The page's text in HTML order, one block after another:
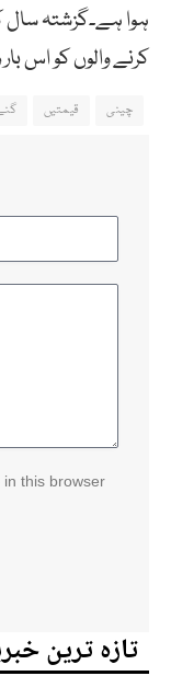
ہوا ہے۔گزشتہ سال
کرنے والوں کو اس
چینی قیمتیں
this browser
تازہ ترین